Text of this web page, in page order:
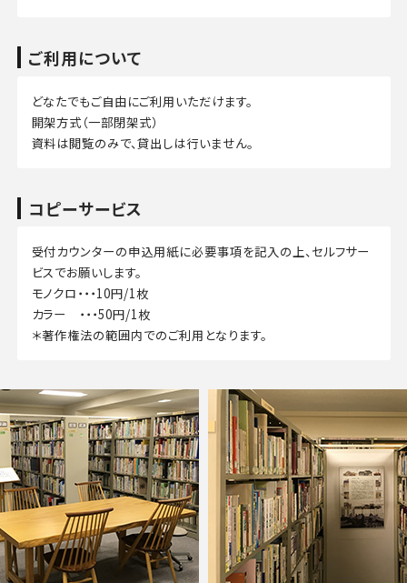
ご利用について
どなたでもご自由にご利用いただけます。
開架方式（一部閉架式）
資料は閲覧のみで、貸出しは行いません。
コピーサービス
受付カウンターの申込用紙に必要事項を記入の上、セルフサー
ビスでお願いします。
モノクロ・・・10円/1枚
カラー ・・・50円/1枚
＊著作権法の範囲内でのご利用となります。